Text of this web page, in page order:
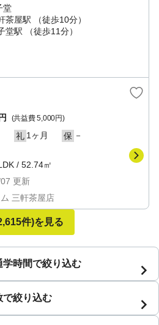
堂
茶屋駅
（徒歩10分）
堂駅
（徒歩11分）
(共益費5,000円)
礼 1ヶ月 保 －
/ 52.74㎡
更新
三軒茶屋店
件)を見る
時間で絞り込む
で絞り込む